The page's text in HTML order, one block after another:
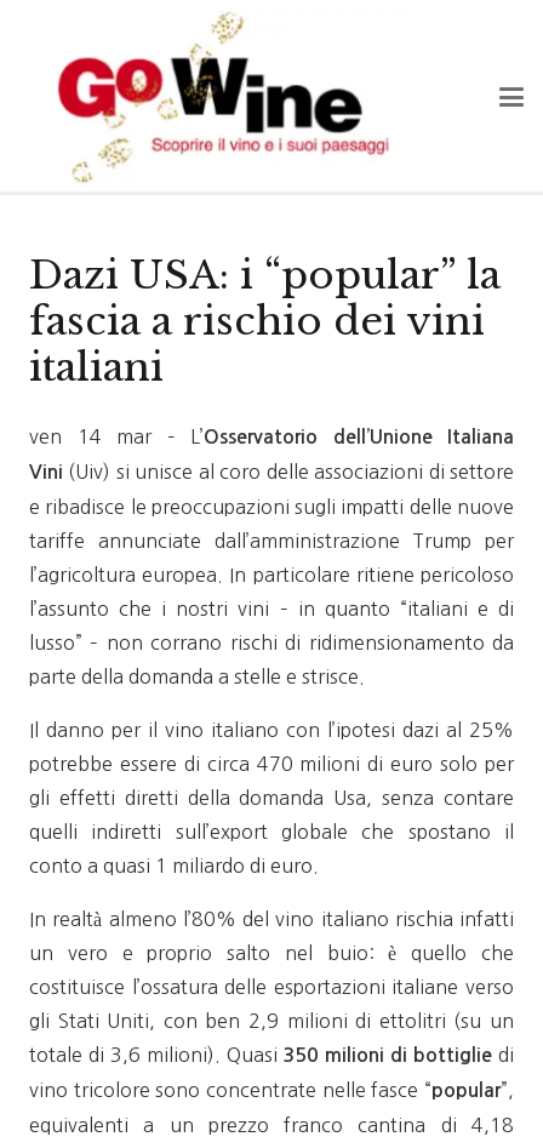
Dazi USA: i “popular” la
fascia a rischio dei vini
italiani
ven 14 mar – L’Osservatorio dell’Unione Italiana
Vini (Uiv) si unisce al coro delle associazioni di settore
e ribadisce le preoccupazioni sugli impatti delle nuove
tariffe annunciate dall’amministrazione Trump per
l’agricoltura europea. In particolare ritiene pericoloso
l’assunto che i nostri vini – in quanto “italiani e di
lusso” – non corrano rischi di ridimensionamento da
parte della domanda a stelle e strisce.
Il danno per il vino italiano con l’ipotesi dazi al 25%
potrebbe essere di circa 470 milioni di euro solo per
gli effetti diretti della domanda Usa, senza contare
quelli indiretti sull’export globale che spostano il
conto a quasi 1 miliardo di euro.
In realtà almeno l’80% del vino italiano rischia infatti
un vero e proprio salto nel buio: è quello che
costituisce l’ossatura delle esportazioni italiane verso
gli Stati Uniti, con ben 2,9 milioni di ettolitri (su un
totale di 3,6 milioni). Quasi 350 milioni di bottiglie di
vino tricolore sono concentrate nelle fasce “popular”,
equivalenti a un prezzo franco cantina di 4,18